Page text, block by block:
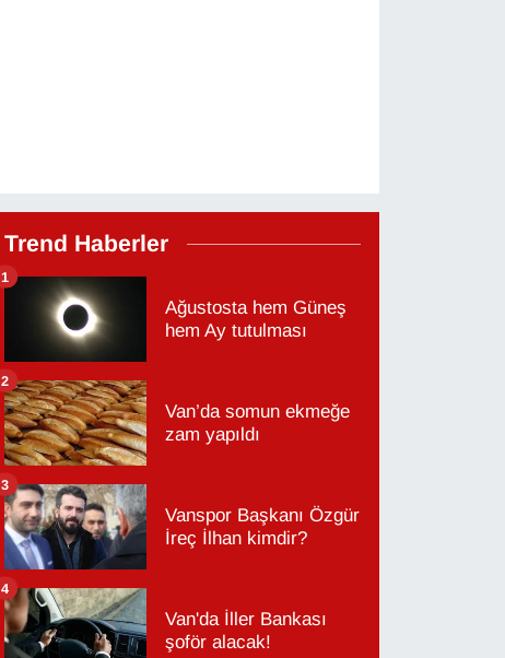
Trend Haberler
Ağustosta hem Güneş
hem Ay tutulması
1
Van’da somun ekmeğe
zam yapıldı
2
Vanspor Başkanı Özgür
İreç İlhan kimdir?
3
Van'da İller Bankası
şoför alacak!
4